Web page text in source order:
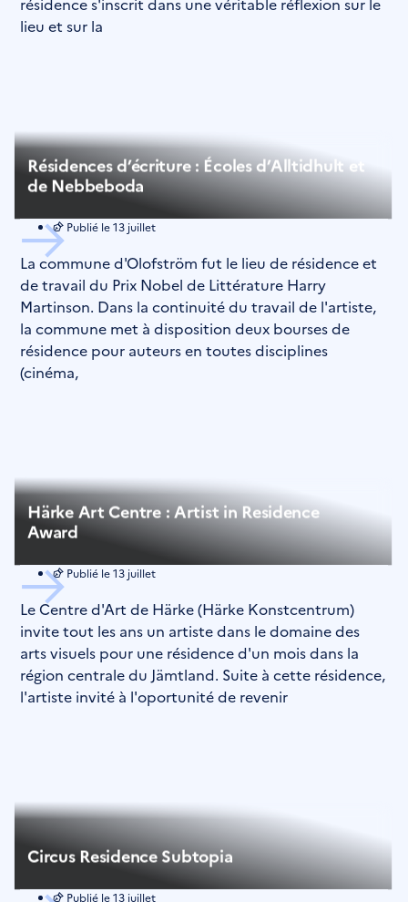
lieu et sur la
Résidences d’écriture : Écoles d’Alltidhult et
de Nebbeboda
Publié le13 juillet
La commune d'Olofström fut le lieu de résidence et
de travail du Prix Nobel de Littérature Harry
Martinson. Dans la continuité du travail de l'artiste,
la commune met à disposition deux bourses de
résidence pour auteurs en toutes disciplines
(cinéma,
Härke Art Centre : Artist in Residence
Award
Publié le13 juillet
Le Centre d'Art de Härke (Härke Konstcentrum)
invite tout les ans un artiste dans le domaine des
arts visuels pour une résidence d'un mois dans la
région centrale du Jämtland. Suite à cette résidence,
l'artiste invité à l'oportunité de revenir
Circus Residence Subtopia
Publié le13 juillet